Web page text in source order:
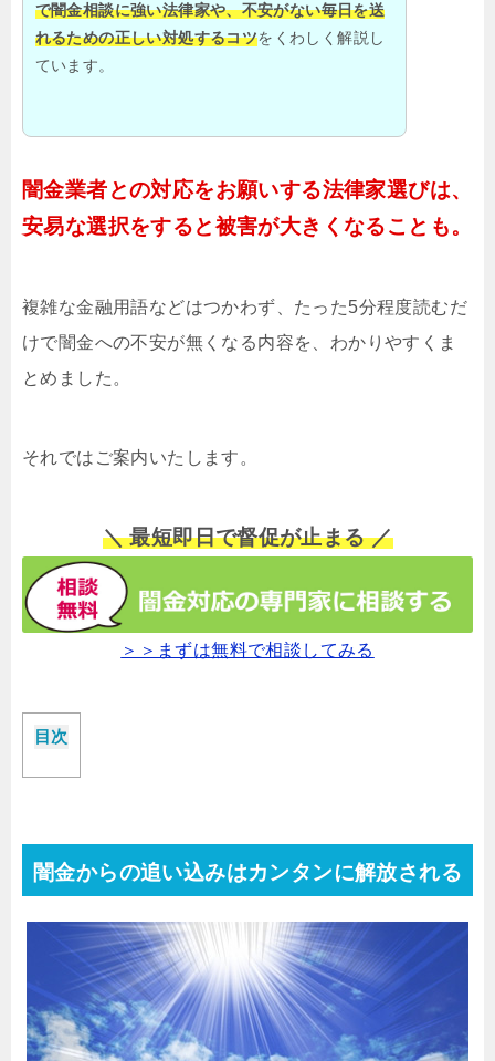
で闇金相談に強い法律家や、不安がない毎日を送
れるための正しい対処するコツをくわしく解説し
ています。
闇金業者との対応をお願いする法律家選びは、
安易な選択をすると被害が大きくなることも。
複雑な金融用語などはつかわず、たった5分程度読むだ
けで闇金への不安が無くなる内容を、わかりやすくま
とめました。
それではご案内いたします。
＼ 最短即日で督促が止まる ／
＞＞まずは無料で相談してみる
目次
闇金からの追い込みはカンタンに解放される